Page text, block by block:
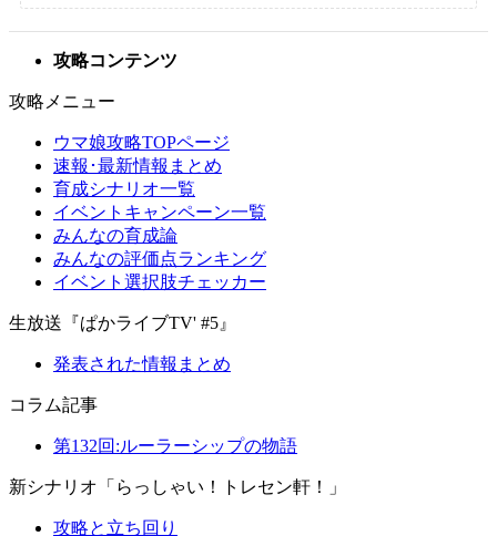
攻略コンテンツ
攻略メニュー
ウマ娘攻略TOPページ
速報･最新情報まとめ
育成シナリオ一覧
イベントキャンペーン一覧
みんなの育成論
みんなの評価点ランキング
イベント選択肢チェッカー
生放送『ぱかライブTV' #5』
発表された情報まとめ
コラム記事
第132回:ルーラーシップの物語
新シナリオ「らっしゃい！トレセン軒！」
攻略と立ち回り